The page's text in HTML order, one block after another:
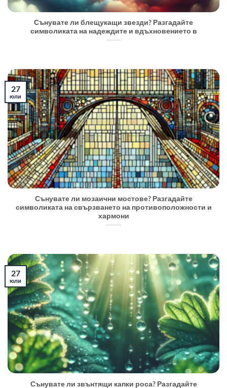
Сънувате ли блещукащи звезди? Разгадайте
символиката на надеждите и вдъхновението в
Сънувате ли мозаични мостове? Разгадайте
символиката на свързването на противоположности и
хармони
27
юли
Сънувате ли звънтящи капки роса? Разгадайте
27
юли